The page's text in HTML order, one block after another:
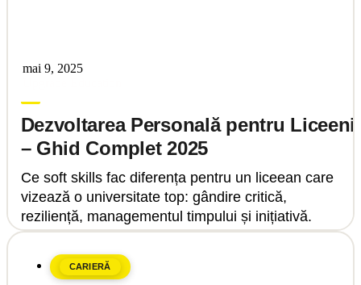
mai 9, 2025
Dezvoltarea Personală pentru Liceeni
– Ghid Complet 2025
Ce soft skills fac diferența pentru un liceean care
vizează o universitate top: gândire critică,
reziliență, managementul timpului și inițiativă.
CARIERĂ